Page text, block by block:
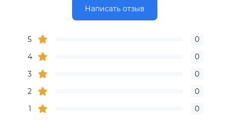
Написать отзыв
5
0
4
0
3
0
2
0
1
0